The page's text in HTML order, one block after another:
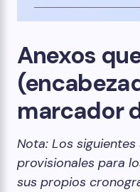
Anexos
marcador
Nota: Los
provisionales para
sus propios